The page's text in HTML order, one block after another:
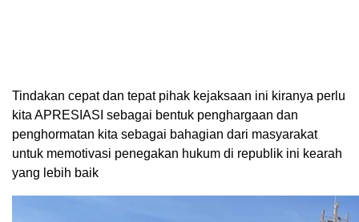
Tindakan cepat dan tepat pihak kejaksaan ini kiranya perlu
kita APRESIASI sebagai bentuk penghargaan dan
penghormatan kita sebagai bahagian dari masyarakat
untuk memotivasi penegakan hukum di republik ini kearah
yang lebih baik